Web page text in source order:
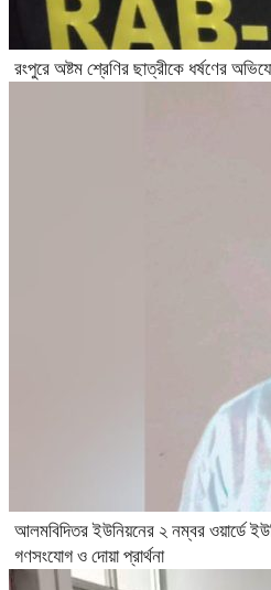
রংপুরে অষ্টম শ্রেণির ছাত্রীকে ধর্ষণের
আলমবিদিতর ইউনিয়নের ২ নম্বর ওয়ার্ডে
গণসংযোগ ও দোয়া প্রার্থনা